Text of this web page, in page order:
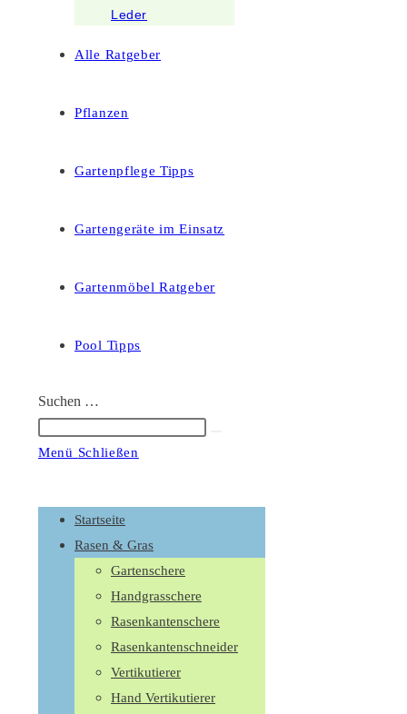
Leder
Alle Ratgeber
Pflanzen
Gartenpflege Tipps
Gartengeräte im Einsatz
Gartenmöbel Ratgeber
Pool Tipps
Suchen …
Menü Schließen
Button
einzuklappen
Startseite
Rasen & Gras
Gartenschere
Handgrasschere
Rasenkantenschere
Rasenkantenschneider
Vertikutierer
Hand Vertikutierer